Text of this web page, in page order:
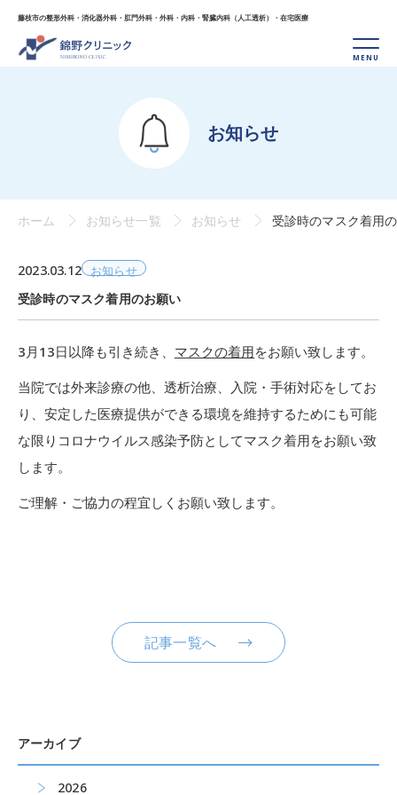
藤枝市の整形外科・消化器外科・肛門外科・外科・ 内科・腎臓内科（人工透析）・在宅医療
お知らせ
ホーム お知らせ一覧 お知らせ 受診時のマスク着用
2023.03.12 お知らせ
受診時のマスク着用のお願い
3月13日以降も引き続き、 マスクの着用をお願い致します。
当院では外来診療の他、透析治療、入院・手術対応をしてお
り、安定した医療提供ができる環境を維持するためにも可能
な限りコロナウイルス感染予防としてマスク着用をお願い致
します。
ご理解・ご協力の程宜しくお願い致します。
記事一覧へ
アーカイブ
2026